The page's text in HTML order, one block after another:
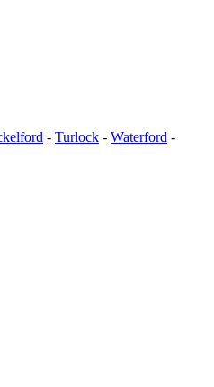
- Turlock - Waterford -